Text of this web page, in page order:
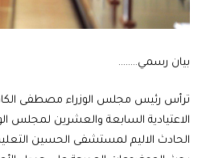
بيان رسمي……..
ترأس رئيس مجلس الوزراء مصطفى
الاعتيادية السابعة والعشرين لمجلس
الحادث الاليم لمستشفى الحسين